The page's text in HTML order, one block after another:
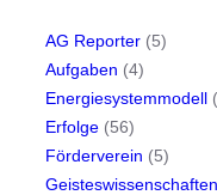
AG Reporter (5)
Aufgaben (4)
Energiesystemmodell
Erfolge (56)
Förderverein (5)
Geisteswissenschaften